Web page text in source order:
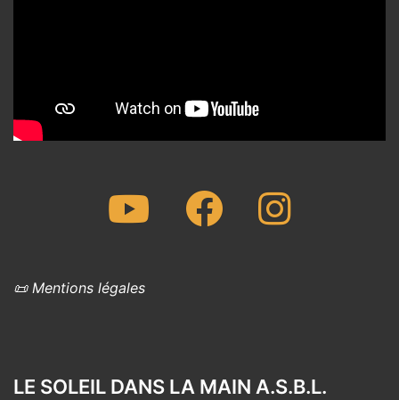
Youtube FacebookInstagram
📜 Mentions légales
LE SOLEIL DANS LA MAIN A.S.B.L.